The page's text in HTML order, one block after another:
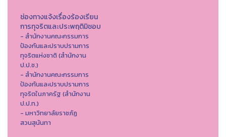
ช่องทางแจ้งเรื่องร้องเรียน
การทุจริตและประพฤติมิชอบ
- สำนักงานคณะกรรมการ
ป้องกันและปราบปรามการ
ทุจริตแห่งชาติ (สำนักงาน
ป.ป.ช.)
- สำนักงานคณะกรรมการ
ป้องกันและปราบปรามการ
ทุจริตในภาครัฐ (สำนักงาน
ป.ป.ท.)
- มหาวิทยาลัยราชภัฏ
สวนสุนันทา